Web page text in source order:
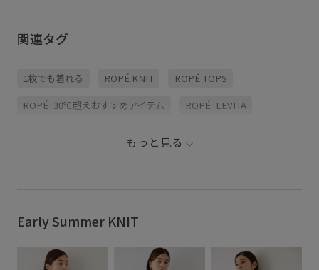
関連タグ
1枚でも着れる ROPÉ KNIT ROPÉ TOPS
ROPÉ_30℃超えおすすめアイテム ROPÉ_LEVITA
イージーケア
もっと見る
Early Summer KNIT